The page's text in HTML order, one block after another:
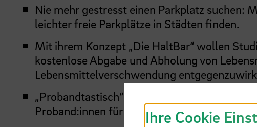
Nie mehr gestresst einen Parkplatz suchen:
leichter freie Parkplätze in Städten finden.
Mit ihrem Konzept „Die HaltBar“ wollen
kostenlose Abgabe und Abholung von
Lebensmittelverschwendung
„Probandtastisch“ soll eine Plattform zur
Proband:innen für Studien werden, um die
Ihre Cookie